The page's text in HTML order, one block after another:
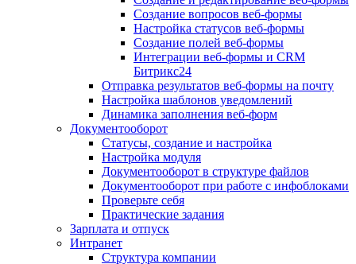
Создание вопросов веб-формы
Настройка статусов веб-формы
Создание полей веб-формы
Интеграции веб-формы и CRM
Битрикс24
Отправка результатов веб-формы на почту
Настройка шаблонов уведомлений
Динамика заполнения веб-форм
Документооборот
Статусы, создание и настройка
Настройка модуля
Документооборот в структуре файлов
Документооборот при работе с инфоблоками
Проверьте себя
Практические задания
Зарплата и отпуск
Интранет
Структура компании